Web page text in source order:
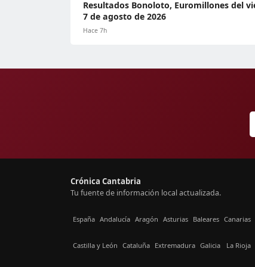
Resultados Bonoloto, Euromillones del
7 de agosto de 2026
Hace 7h
Crónica Cantabria
Tu fuente de información local actualizada.
España Andalucía Aragón Asturias Baleares Canarias
Castilla y León Cataluña Extremadura Galicia La Rioja